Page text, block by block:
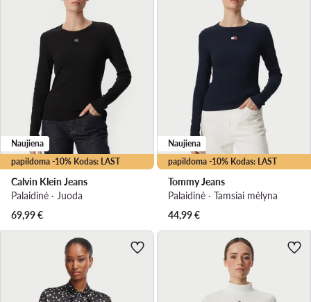
papildoma -10% Kodas: LAST
Naujiena
Calvin Klein Jeans
Palaidinė · Juoda
69,99€
papildoma -10% Kodas: LAST
Naujiena
Tommy Jeans
Palaidinė · Tamsiai mėlyna
44,99€